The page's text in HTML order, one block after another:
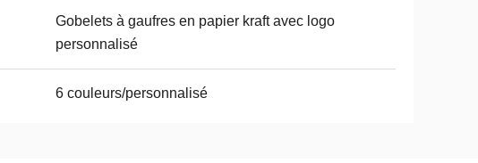
Gobelets à gaufres en papier kraft avec logo
personnalisé
6 couleurs/personnalisé